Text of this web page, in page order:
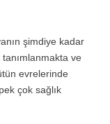
şimdiye kadar
tanımlanmakta ve
evrelerinde
çok sağlık